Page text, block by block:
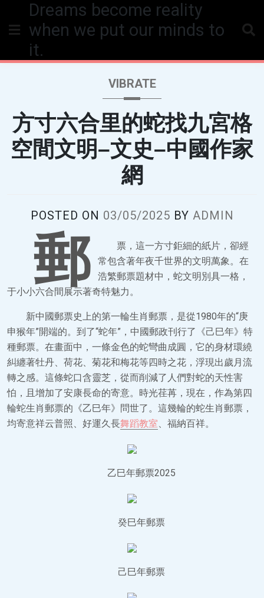
content
Dreams become reality
when we put our minds to
it.
VIBRATE
方寸六合里的蛇找九宮格
空間文明–文史–中國作家
網
POSTED ON 03/05/2025 BY ADMIN
郵
票，這一方寸鉅細的紙片，卻經
常包含著年夜千世界的文明萬象。在
浩繁郵票題材中，蛇文明別具一格，
于小小六合間展示著奇特魅力。
新中國郵票史上的第一輪生肖郵票，是從1980年的“庚
申猴年”開端的。到了“蛇年”，中國郵政刊行了《己巳年》特
種郵票。在畫面中，一條金色的蛇彎曲成圓，它的身材環繞
糾纏著牡丹、荷花、菊花和梅花等四時之花，浮現出歲月流
轉之感。這條蛇口含靈芝，從而削減了人們對蛇的天性害
怕，且增加了安康長命的寄意。時光荏苒，現在，作為第四
輪蛇生肖郵票的《乙巳年》問世了。這幾輪的蛇生肖郵票，
均寄意祥云普照、好運久長舞蹈教室、福納百祥。
乙巳年郵票2025
癸巳年郵票
己巳年郵票